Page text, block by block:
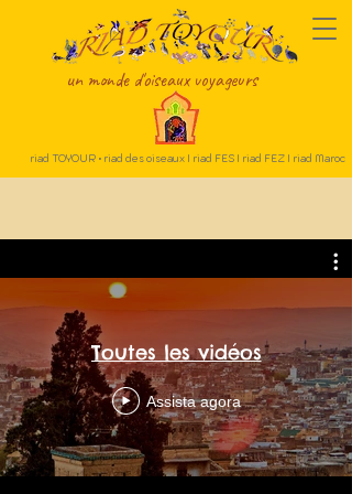
un monde d'oiseaux voyageurs
riad TOYOUR • riad des oiseaux I riad FES I riad FEZ I riad Maroc
Toutes les vidéos
Assista agora